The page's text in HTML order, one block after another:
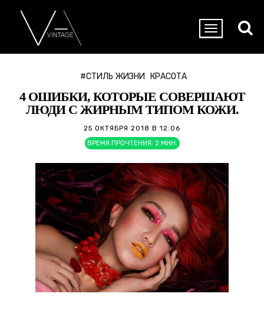
#СТИЛЬ ЖИЗНИ КРАСОТА
4 ОШИБКИ, КОТОРЫЕ СОВЕРШАЮТ
ЛЮДИ С ЖИРНЫМ ТИПОМ КОЖИ.
25 ОКТЯБРЯ 2018 В 12:06
ВРЕМЯ ПРОЧТЕНИЯ: 2 МИН.